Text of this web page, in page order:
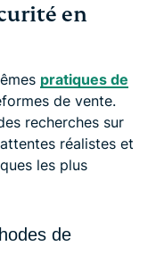
en
pratiques de
de vente.
recherches sur
réalistes et
les plus
de